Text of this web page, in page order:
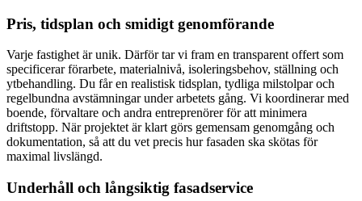
Pris, tidsplan och smidigt genomförande
Varje fastighet är unik. Därför tar vi fram en transparent offert som
specificerar förarbete, materialnivå, isoleringsbehov, ställning och
ytbehandling. Du får en realistisk tidsplan, tydliga milstolpar och
regelbundna avstämningar under arbetets gång. Vi koordinerar med
boende, förvaltare och andra entreprenörer för att minimera
driftstopp. När projektet är klart görs gemensam genomgång och
dokumentation, så att du vet precis hur fasaden ska skötas för
maximal livslängd.
Underhåll och långsiktig fasadservice